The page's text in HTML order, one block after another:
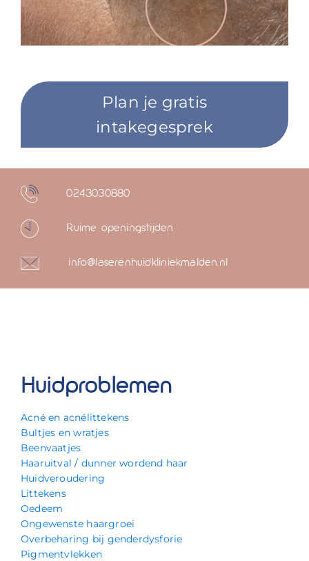
Plan je gratis
intakegesprek
0243030880
Ruime openingstijden
info@laserenhuidkliniekmalden.nl
Huidproblemen
Acné en acnélittekens
Bultjes en wratjes
Beenvaatjes
Haaruitval / dunner wordend haar
Huidveroudering
Littekens
Oedeem
Ongewenste haargroei
Overbeharing bij genderdysforie
Pigmentvlekken